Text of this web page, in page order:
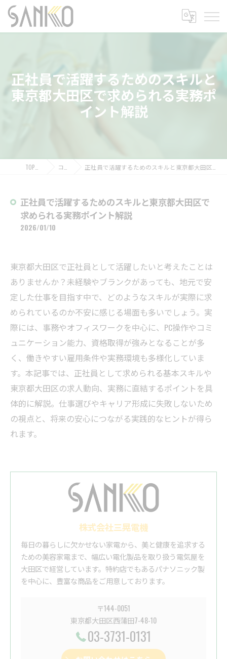
正社員で活躍するためのスキルと
東京都大田区で求められる実務ポ
イント解説
コラム 正社員で活躍するためのスキルと東京都大田区で求められる実務ポイント解説
正社員で活躍するためのスキルと東京都大田区で
求められる実務ポイント解説
2026/01/10
東京都大田区で正社員として活躍したいと考えたことは
ありませんか？未経験やブランクがあっても、地元で安
定した仕事を目指す中で、どのようなスキルが実際に求
められているのか不安に感じる場面も多いでしょう。実
際には、事務やオフィスワークを中心に、PC操作やコミ
ュニケーション能力、資格取得が強みとなることが多
く、働きやすい雇用条件や実務環境も多様化していま
す。本記事では、正社員として求められる基本スキルや
東京都大田区の求人動向、実務に直結するポイントを具
体的に解説。仕事選びやキャリア形成に失敗しないため
の視点と、将来の安心につながる実践的なヒントが得ら
れます。
株式会社三晃電機
毎日の暮らしに欠かせない家電から、美と健康を追求する
ための美容家電まで、幅広い電化製品を取り扱う電気屋を
大田区で経営しています。特約店でもあるパナソニック製
を中心に、豊富な商品をご用意しております。
〒144-0051
東京都大田区西蒲田7-48-10
03-3731-0131